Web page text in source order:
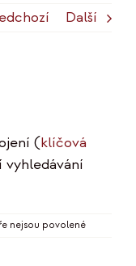
Další
(klíčová
vyhledávání
nejsou povolenéu